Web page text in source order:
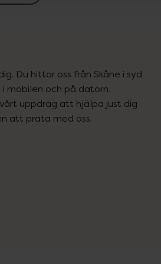
Du hittar oss från Skåne i syd
mobilen och på datorn.
uppdrag att hjälpa just dig
att prata med oss.